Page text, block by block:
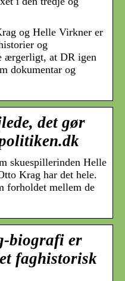
og Helle Virkner er
og
ærgerligt, at DR igen
dokumentar og
det gør
skuespillerinden Helle
Krag har det hele.
forholdet mellem de
biografi er
faghistorisk